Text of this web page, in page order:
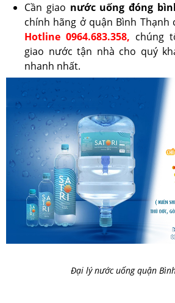
Cần giao nước uống đóng
chính hãng ở quận Bình Thạnh
Hotline 0964.683.358, chúng
giao nước tận nhà cho quý
nhanh nhất.
Đại lý nước uống quận